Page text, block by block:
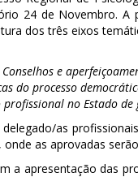
24 de Novembro.
dos três eixos
e
do processo
no Estado
as
as aprovadas
a apresentação das